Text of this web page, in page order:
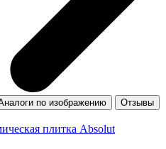
по изображению Отзывы
плитка Absolut